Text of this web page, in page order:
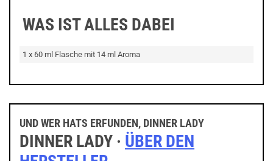
WAS IST ALLES DABEI
1 x 60 ml Flasche mit 14 ml Aroma
UND WER HATS ERFUNDEN, DINNER LADY
DINNER LADY · ÜBER DEN